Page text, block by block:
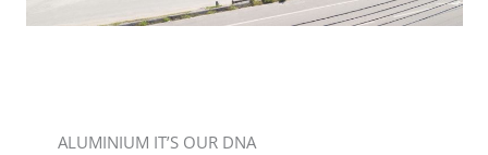
ALUMINIUM IT’S OUR DNA